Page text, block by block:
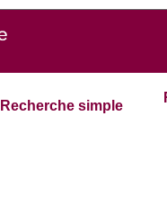
Recherche simple